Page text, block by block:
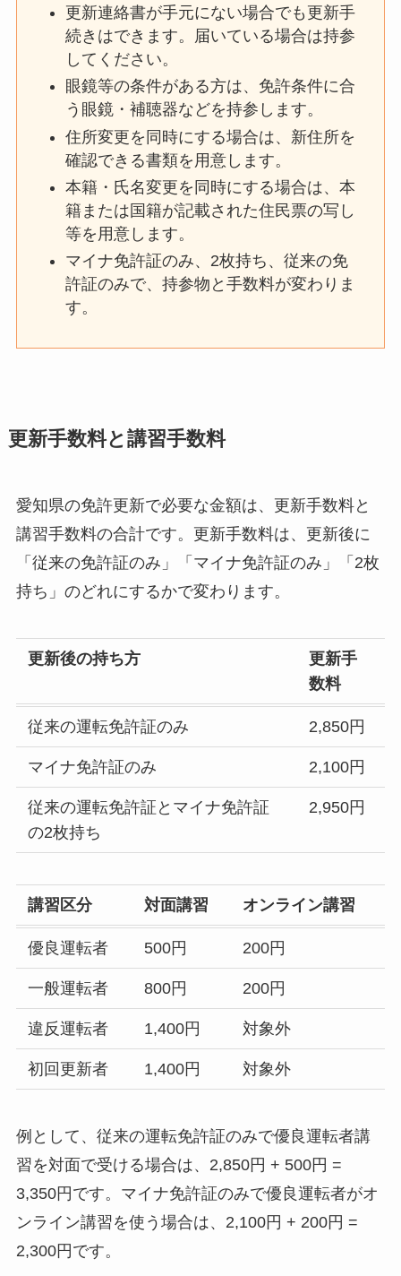
更新連絡書が手元にない場合でも更新手
続きはできます。届いている場合は持参
してください。
眼鏡等の条件がある方は、免許条件に合
う眼鏡・補聴器などを持参します。
住所変更を同時にする場合は、新住所を
確認できる書類を用意します。
本籍・氏名変更を同時にする場合は、本
籍または国籍が記載された住民票の写し
等を用意します。
マイナ免許証のみ、2枚持ち、従来の免
許証のみで、持参物と手数料が変わりま
す。
更新手数料と講習手数料
愛知県の免許更新で必要な金額は、更新手数料と
講習手数料の合計です。更新手数料は、更新後に
「従来の免許証のみ」「マイナ免許証のみ」「2枚
持ち」のどれにするかで変わります。
更新後の持ち方
更新手
数料
従来の運転免許証のみ 2,850円
マイナ免許証のみ 2,100円
従来の運転免許証とマイナ免許証
の2枚持ち
2,950円
講習区分 対面講習 オンライン講習
優良運転者 500円 200円
一般運転者 800円 200円
違反運転者 1,400円 対象外
初回更新者 1,400円 対象外
例として、従来の運転免許証のみで優良運転者講
習を対面で受ける場合は、2,850円 + 500円 =
3,350円です。マイナ免許証のみで優良運転者がオ
ンライン講習を使う場合は、2,100円 + 200円 =
2,300円です。